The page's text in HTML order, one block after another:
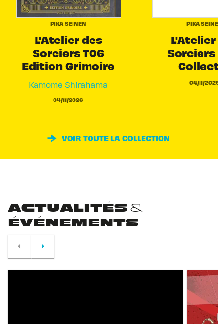
PIKA SEINEN
L'Atelier des
Sorciers T06
Edition Grimoire
Kamome Shirahama
04/11/2026
PIKA
L'Atelier
Sorciers
04/11/
VOIR TOUTE LA COLLECTION
ACTUALITÉS &
ÉVÉNEMENTS
arrow_left
arrow_right